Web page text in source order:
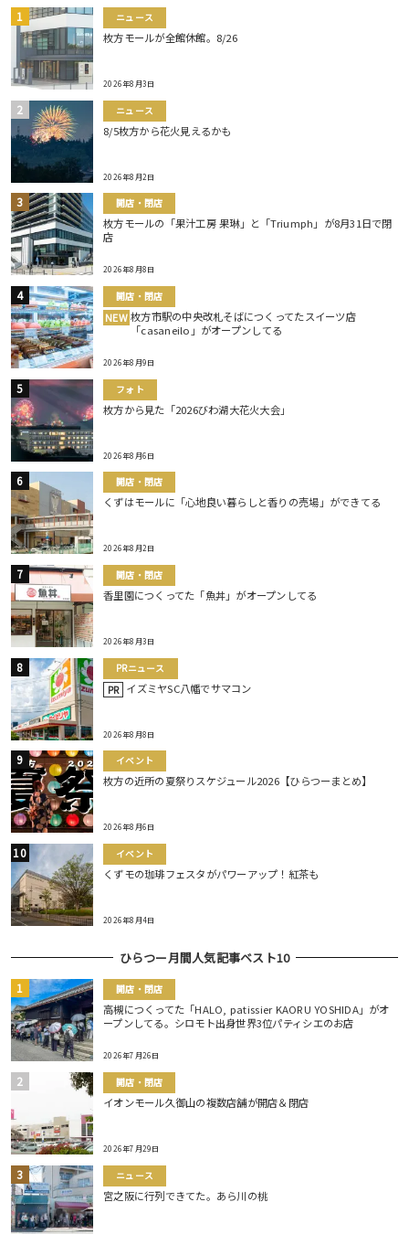
ニュース
枚方モールが全館休館。8/26
2026年8月3日
ニュース
8/5枚方から花火見えるかも
2026年8月2日
開店・閉店
枚方モールの「果汁工房 果琳」と「Triumph」が8月31日で閉
店
2026年8月8日
開店・閉店
NEW 枚方市駅の中央改札そばにつくってたスイーツ店
「casaneilo」がオープンしてる
2026年8月9日
フォト
枚方から見た「2026びわ湖大花火大会」
2026年8月6日
開店・閉店
くずはモールに「心地良い暮らしと香りの売場」ができてる
2026年8月2日
開店・閉店
香里園につくってた「魚丼」がオープンしてる
2026年8月3日
PRニュース
PR イズミヤSC八幡でサマコン
2026年8月8日
イベント
枚方の近所の夏祭りスケジュール2026【ひらつーまとめ】
2026年8月6日
イベント
くずモの珈琲フェスタがパワーアップ！紅茶も
2026年8月4日
ひらつー月間人気記事ベスト10
開店・閉店
高槻につくってた「HALO, patissier KAORU YOSHIDA」がオ
ープンしてる。シロモト出身世界3位パティシエのお店
2026年7月26日
開店・閉店
イオンモール久御山の複数店舗が開店＆閉店
2026年7月29日
ニュース
宮之阪に行列できてた。あら川の桃